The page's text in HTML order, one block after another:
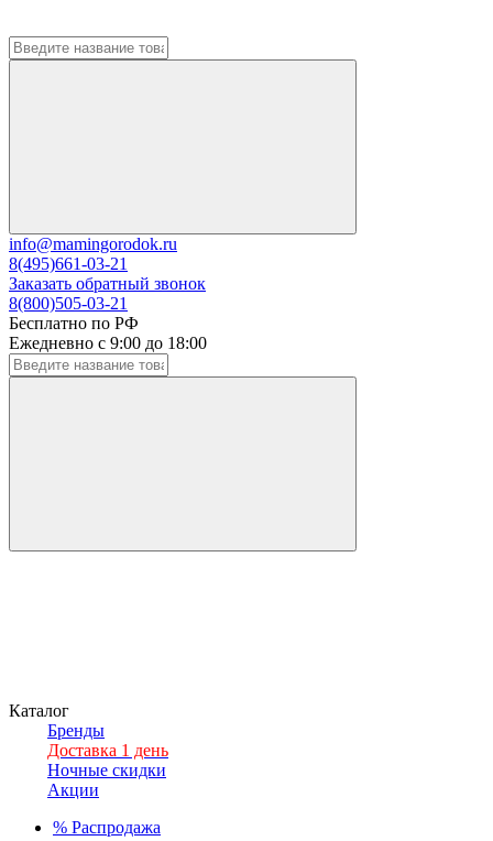
info@mamingorodok.ru
8(495)661-03-21
Заказать обратный звонок
8(800)505-03-21
Бесплатно по РФ
Ежедневно с 9:00 до 18:00
Каталог
Бренды
Доставка 1 день
Ночные скидки
Акции
% Распродажа